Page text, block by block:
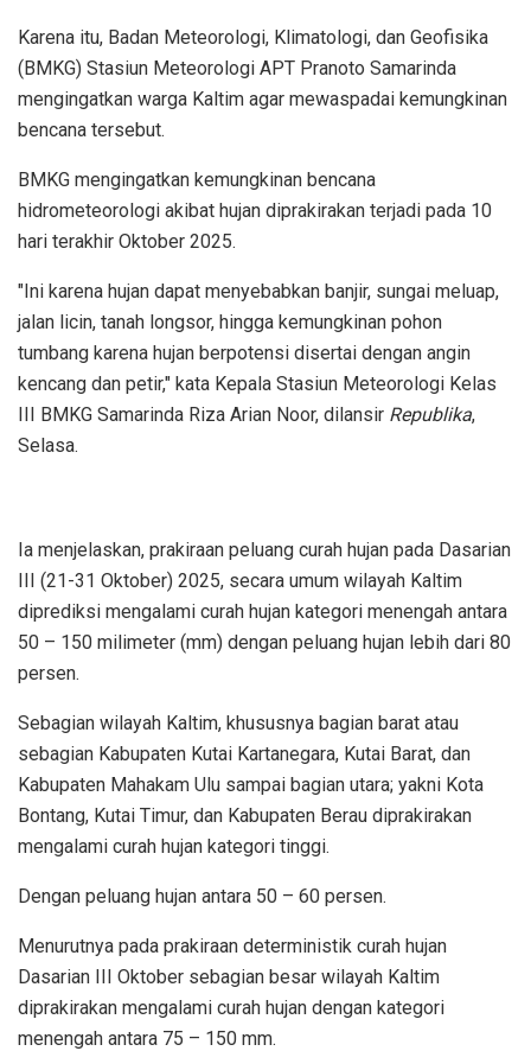
Karena itu, Badan Meteorologi, Klimatologi, dan Geofisika
(BMKG) Stasiun Meteorologi APT Pranoto Samarinda
mengingatkan warga Kaltim agar mewaspadai kemungkinan
bencana tersebut.
BMKG mengingatkan kemungkinan bencana
hidrometeorologi akibat hujan diprakirakan terjadi pada 10
hari terakhir Oktober 2025.
"Ini karena hujan dapat menyebabkan banjir, sungai meluap,
jalan licin, tanah longsor, hingga kemungkinan pohon
tumbang karena hujan berpotensi disertai dengan angin
kencang dan petir," kata Kepala Stasiun Meteorologi Kelas
III BMKG Samarinda Riza Arian Noor, dilansir Republika,
Selasa.
Ia menjelaskan, prakiraan peluang curah hujan pada Dasarian
III (21-31 Oktober) 2025, secara umum wilayah Kaltim
diprediksi mengalami curah hujan kategori menengah antara
50 – 150 milimeter (mm) dengan peluang hujan lebih dari 80
persen.
Sebagian wilayah Kaltim, khususnya bagian barat atau
sebagian Kabupaten Kutai Kartanegara, Kutai Barat, dan
Kabupaten Mahakam Ulu sampai bagian utara; yakni Kota
Bontang, Kutai Timur, dan Kabupaten Berau diprakirakan
mengalami curah hujan kategori tinggi.
Dengan peluang hujan antara 50 – 60 persen.
Menurutnya pada prakiraan deterministik curah hujan
Dasarian III Oktober sebagian besar wilayah Kaltim
diprakirakan mengalami curah hujan dengan kategori
menengah antara 75 – 150 mm.